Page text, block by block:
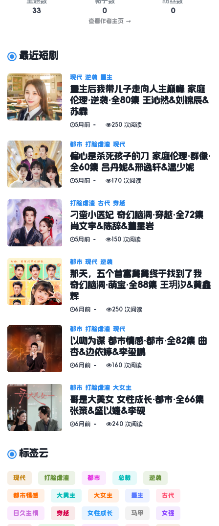
33
0
0
查看作者主页 →
最近短剧
现代 逆袭 重生
重生后我带儿子走向人生巅峰 家庭
伦理·逆袭·全80集 王沁然&刘锦辰&
苏霖
5月前 250 次阅读
都市 打脸虐渣 现代
偏心是杀死孩子的刀 家庭伦理·群像·
全60集 吕丹妮&邢逸轩&温少妮
5月前 170 次阅读
打脸虐渣 古代 穿越
刁蛮小医妃 奇幻脑洞·穿越·全72集
肖文宇&陈辞&董星岩
5月前 150 次阅读
都市 现代 逆袭
那天，五个首富舅舅终于找到了我
奇幻脑洞·萌宝·全88集 王玥汐&黄鑫
辉
6月前 250 次阅读
都市 打脸虐渣 现代
以吻为谋 都市情感·都市·全82集 曲
杏&边依婷&李玺鹏
6月前 160 次阅读
都市 打脸虐渣 大女主
哥是大美女 女性成长·都市·全66集
张策&盛以婕&李砚
6月前 240 次阅读
标签云
现代 打脸虐渣 都市 总裁 逆袭
都市情感 大男主 大女主 重生 古代
日久生情 穿越 女性成长 马甲 女强